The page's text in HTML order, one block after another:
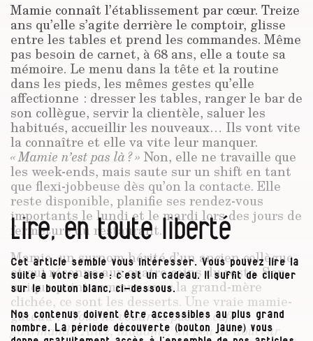
Mamie connaît l’établissement par cœur. Treize
ans qu’elle s’agite derrière le comptoir, glisse
entre les tables et prend les commandes. Même
pas besoin de carnet, à 68 ans, elle a toute sa
mémoire. Le menu dans la tête et la routine
dans les pieds, les mêmes gestes qu’elle
affectionne : dresser les tables, ranger le bar de
son collègue, servir la clientèle, saluer les
habitués, accueillir les nouveaux… Ils vont vite
la connaître et elle va vite leur manquer.
« Mamie n’est pas là ? » Non, elle ne travaille que
les week-ends, mais saute sur un shift en tant
que flexi-jobbeuse dès qu’on la contacte. Elle
reste disponible, planifie ses rendez-vous
importants le lundi et le mardi lors des jours de
fermeture du restaurant.
Mamie, un surnom hérité d’un ancien collègue
et qui résonne aux quatre coins du resto. Son
unique point commun avec la grand-mère
clichée, ce sont les desserts. Une vraie mamie-
gâteau :« Vous ne voudriez pas un café
gourmand ? Allez, Madame, un peu de douceur
Lire, en toute liberté
Cet article semble vous intéresser. Vous pouvez lire la
suite à votre aise : c’est un cadeau. Il suffit de cliquer
sur le bouton blanc, ci-dessous.
Nos contenus doivent être accessibles au plus grand
nombre. La période découverte (bouton jaune) vous